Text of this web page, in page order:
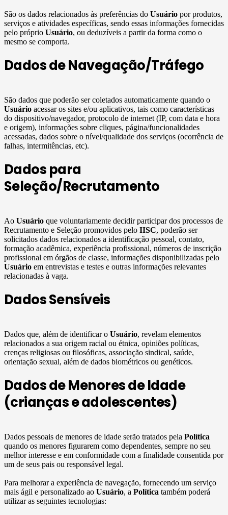
São os dados relacionados às preferências do Usuário por produtos,
serviços e atividades específicas, sendo essas informações fornecidas
pelo próprio Usuário, ou deduzíveis a partir da forma como o
mesmo se comporta.
Dados de Navegação/Tráfego
São dados que poderão ser coletados automaticamente quando o
Usuário acessar os sites e/ou aplicativos, tais como características
do dispositivo/navegador, protocolo de internet (IP, com data e hora
e origem), informações sobre cliques, página/funcionalidades
acessadas, dados sobre o nível/qualidade dos serviços (ocorrência de
falhas, intermitências, etc).
Dados para
Seleção/Recrutamento
Ao Usuário que voluntariamente decidir participar dos processos de
Recrutamento e Seleção promovidos pelo IISC, poderão ser
solicitados dados relacionados a identificação pessoal, contato,
formação acadêmica, experiência profissional, números de inscrição
profissional em órgãos de classe, informações disponibilizadas pelo
Usuário em entrevistas e testes e outras informações relevantes
relacionadas à vaga.
Dados Sensíveis
Dados que, além de identificar o Usuário, revelam elementos
relacionados a sua origem racial ou étnica, opiniões políticas,
crenças religiosas ou filosóficas, associação sindical, saúde,
orientação sexual, além de dados biométricos ou genéticos.
Dados de Menores de Idade
(crianças e adolescentes)
Dados pessoais de menores de idade serão tratados pela Política
quando os menores figurarem como dependentes, sempre no seu
melhor interesse e em conformidade com a finalidade consentida por
um de seus pais ou responsável legal.
Para melhorar a experiência de navegação, fornecendo um serviço
mais ágil e personalizado ao Usuário, a Política também poderá
utilizar as seguintes tecnologias: